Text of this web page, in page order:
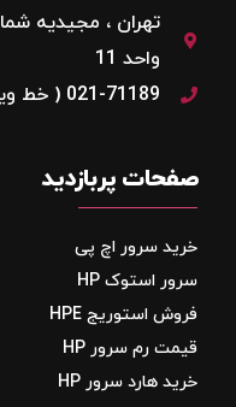
واحد 11
021-71189 ( خط ویژه )
صفحات پربازدید
خرید سرور اچ پی
سرور استوک HP
فروش استوریج‌ HPE
قیمت رم سرور HP
خرید هارد سرور HP